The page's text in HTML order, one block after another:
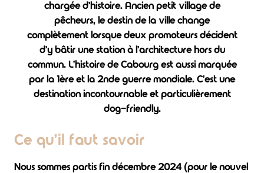
chargée d'histoire. Ancien petit village de
pêcheurs, le destin de la ville change
complètement lorsque deux promoteurs décident
d'y bâtir une station à l'architecture hors du
commun. L'histoire de Cabourg est aussi marquée
par la 1ère et la 2nde guerre mondiale. C'est une
destination incontournable et particulièrement
dog-friendly.
Ce qu'il faut savoir
Nous sommes partis fin décembre 2024 (pour le nouvel